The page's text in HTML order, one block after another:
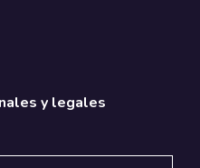
y legales